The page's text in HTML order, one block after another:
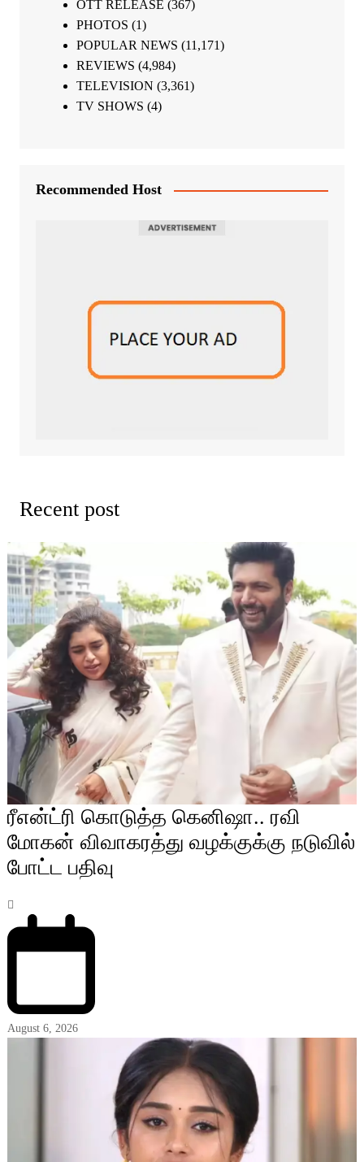
OTT RELEASE (367)
PHOTOS (1)
POPULAR NEWS (11,171)
REVIEWS (4,984)
TELEVISION (3,361)
TV SHOWS (4)
Recommended Host
Recent post
ரீஎன்ட்ரி கொடுத்த கெனிஷா.. ரவி
மோகன் விவாகரத்து வழக்குக்கு நடுவில்
போட்ட பதிவு
August 6, 2026